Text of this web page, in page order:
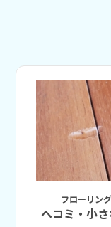
フローリング
ヘコミ・小